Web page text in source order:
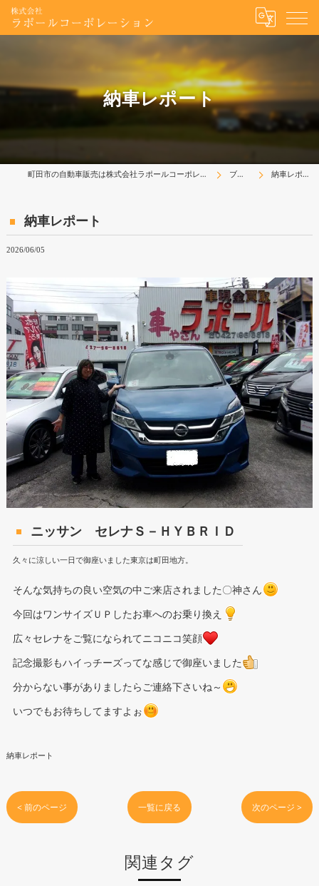
納車レポート
町田市の自動車販売は株式会社ラポールコーポレーション ブログ 納車レポート
納車レポート
2026/06/05
ニッサン セレナＳ－ＨＹＢＲＩＤ
久々に涼しい一日で御座いました東京は町田地方。
そんな気持ちの良い空気の中ご来店されました〇神さん
今回はワンサイズＵＰしたお車へのお乗り換え
広々セレナをご覧になられてニコニコ笑顔
記念撮影もハイっチーズってな感じで御座いました
分からない事がありましたらご連絡下さいね～
いつでもお待ちしてますよぉ
納車レポート
< 前のページ 一覧に戻る 次のページ >
関連タグ